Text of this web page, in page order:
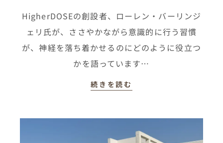
HigherDOSEの創設者、ローレン・バーリンジ
ェリ氏が、ささやかながら意識的に行う習慣
が、神経を落ち着かせるのにどのように役立つ
かを語っています…
続きを読む